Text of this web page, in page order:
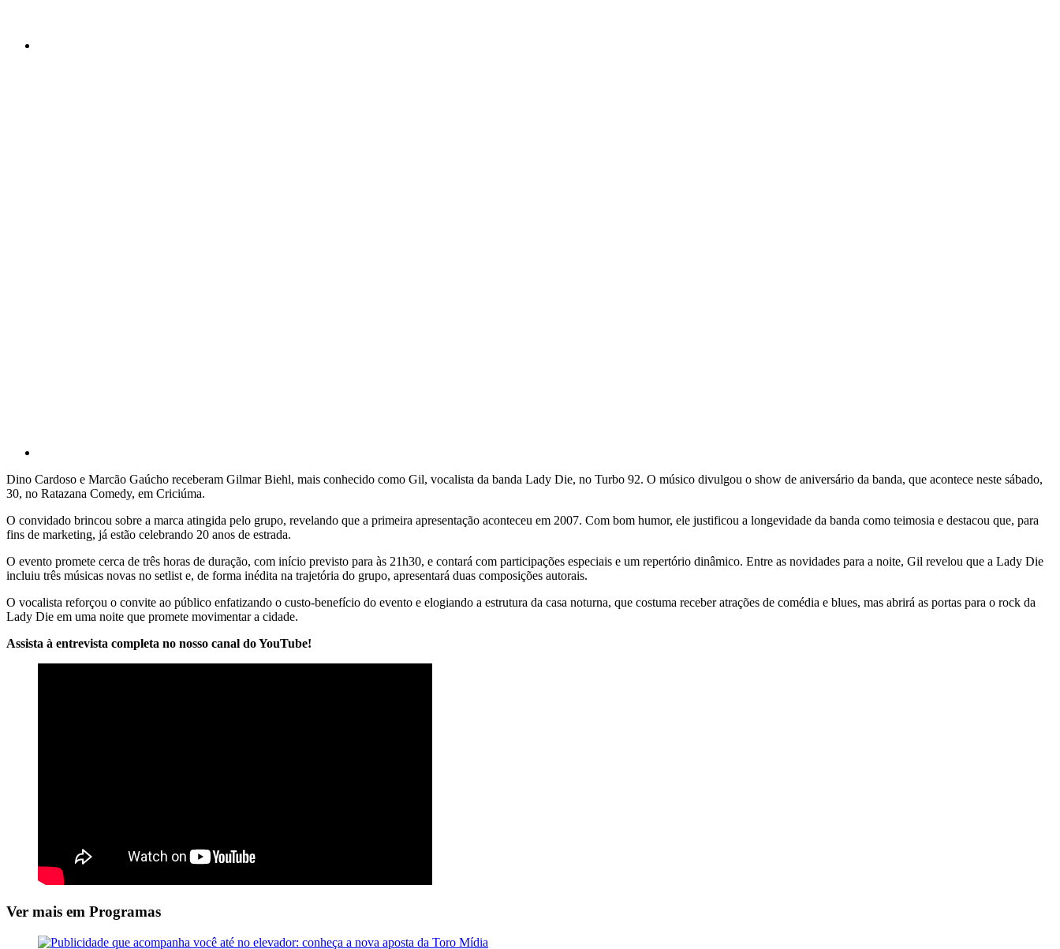
Dino Cardoso e Marcão Gaúcho receberam Gilmar Biehl, mais conhecido como Gil, vocalista da banda Lady Die, no Turbo 92. O músico divulgou o show de aniversário da banda, que acontece neste sábado,
30, no Ratazana Comedy, em Criciúma.
O convidado brincou sobre a marca atingida pelo grupo, revelando que a primeira apresentação aconteceu em 2007. Com bom humor, ele justificou a longevidade da banda como teimosia e destacou que, para
fins de marketing, já estão celebrando 20 anos de estrada.
O evento promete cerca de três horas de duração, com início previsto para às 21h30, e contará com participações especiais e um repertório dinâmico. Entre as novidades para a noite, Gil revelou que a Lady Die
incluiu três músicas novas no setlist e, de forma inédita na trajetória do grupo, apresentará duas composições autorais.
O vocalista reforçou o convite ao público enfatizando o custo-benefício do evento e elogiando a estrutura da casa noturna, que costuma receber atrações de comédia e blues, mas abrirá as portas para o rock da
Lady Die em uma noite que promete movimentar a cidade.
Assista à entrevista completa no nosso canal do YouTube!
Ver mais em Programas